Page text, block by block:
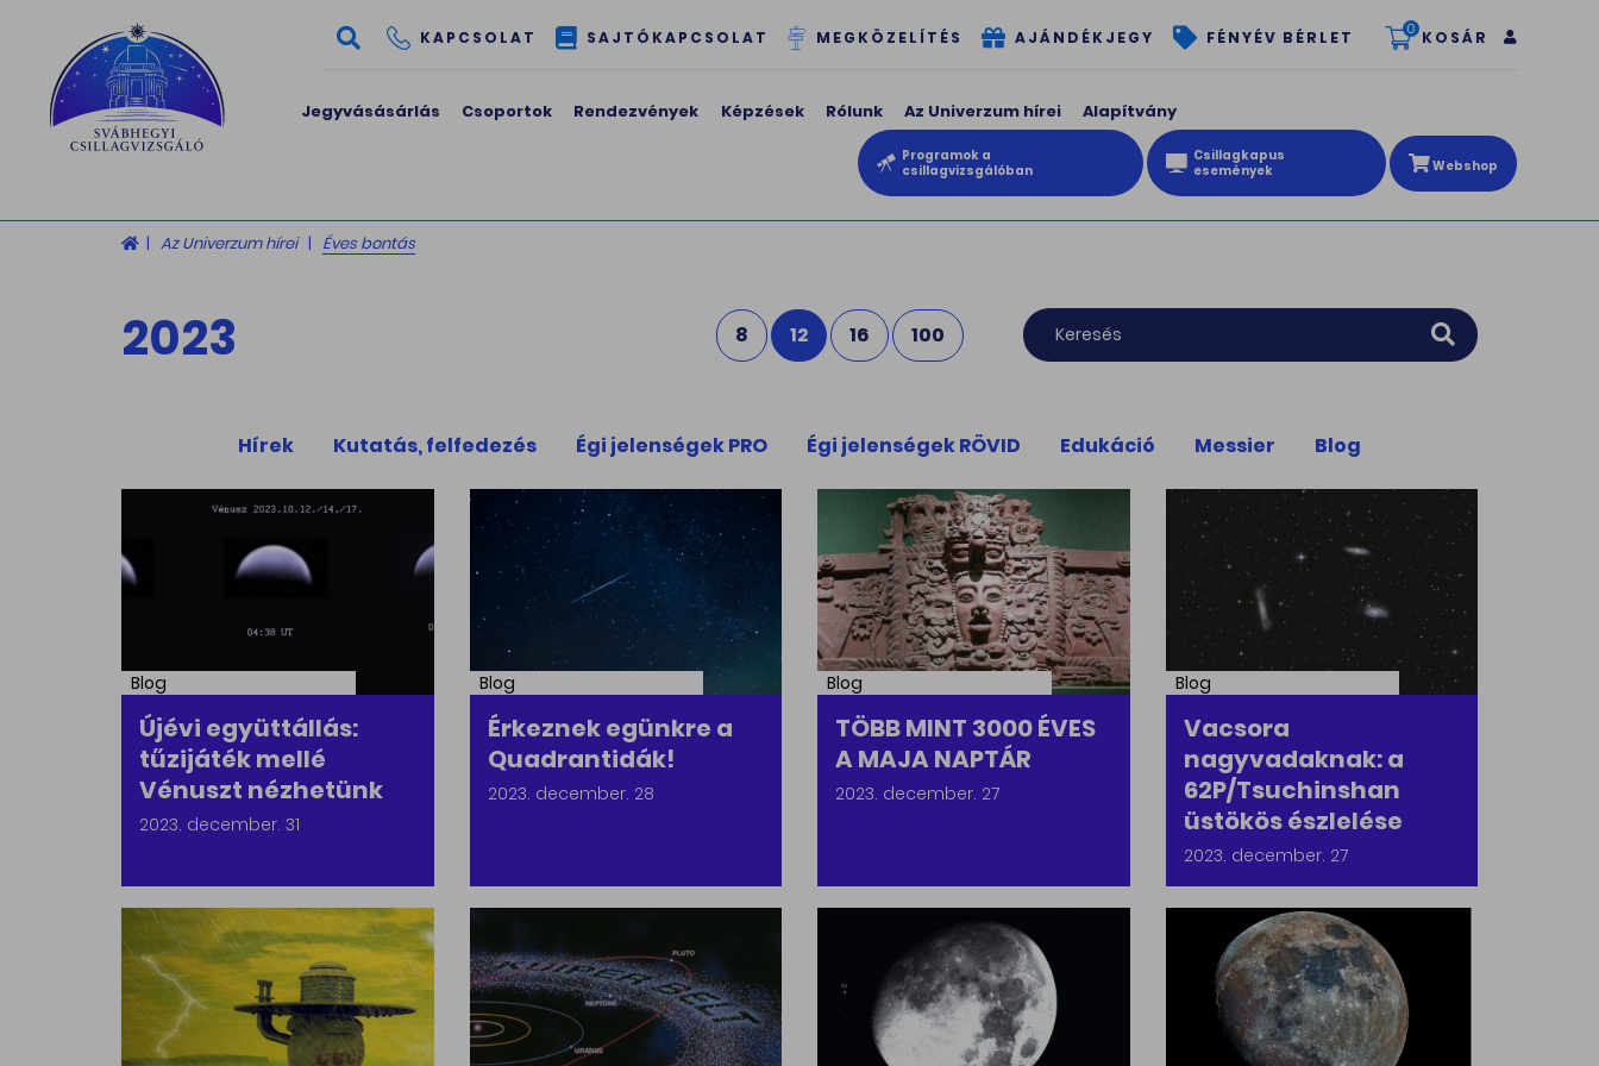
KAPCSOLAT SAJTÓKAPCSOLAT MEGKÖZELÍTÉS AJÁNDÉKJEGY FÉNYÉV BÉRLET 0 KOSÁR
Jegyvásásárlás Csoportok Rendezvények Képzések Rólunk Az Univerzum hírei Alapítvány
Programok a
csillagvizsgálóban
Csillagkapus
események
Webshop
Az Univerzum hírei Éves bontás
2023 8 12 16 100
Hírek Kutatás, felfedezés Égi jelenségek PRO Égi jelenségek RÖVID Edukáció Messier Blog
Blog
Újévi együttállás:
tűzijáték mellé
Vénuszt nézhetünk
2023. december. 31
Blog
Érkeznek egünkre a
Quadrantidák!
2023. december. 28
Blog
TÖBB MINT 3000 ÉVES
A MAJA NAPTÁR
2023. december. 27
Blog
Vacsora
nagyvadaknak: a
62P/Tsuchinshan
üstökös észlelése
2023. december. 27